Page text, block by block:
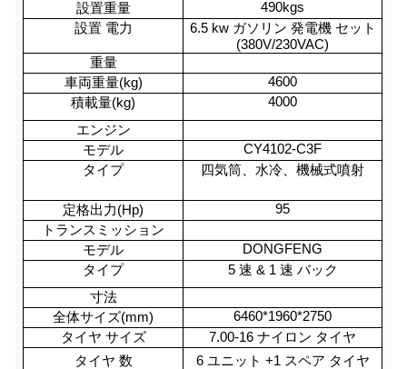
設置重量
490kgs
設置 電力
6.5 kw ガソリン 発電機 セット
(380V/230VAC)
重量
車両重量(kg)
4600
積載量(kg)
4000
エンジン
モデル
CY4102-C3F
タイプ
四気筒、水冷、機械式噴射
定格出力(Hp)
95
トランスミッション
モデル
DONGFENG
タイプ
5 速 & 1 速 バック
寸法
全体サイズ(mm)
6460*1960*2750
タイヤ サイズ
7.00-16 ナイロン タイヤ
タイヤ 数
6 ユニット +1 スペア タイヤ